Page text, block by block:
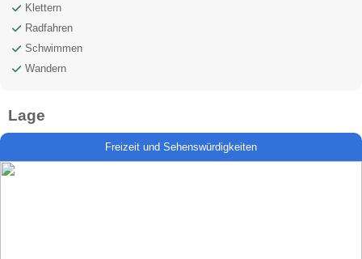
Klettern
Radfahren
Schwimmen
Wandern
Lage
Freizeit und Sehenswürdigkeiten